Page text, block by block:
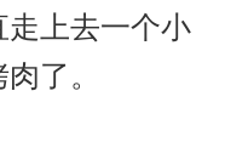
上去一个小
了。